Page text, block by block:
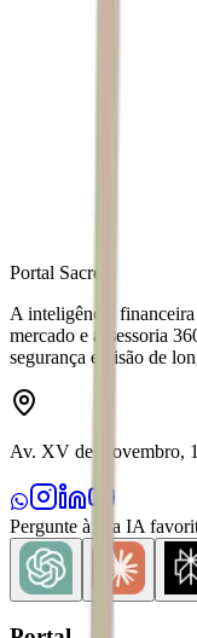
Portal Sacre
A inteligência
mercado e assessoria
segurança e visão de
Av. XV de Novembro,
Pergunte à sua IA